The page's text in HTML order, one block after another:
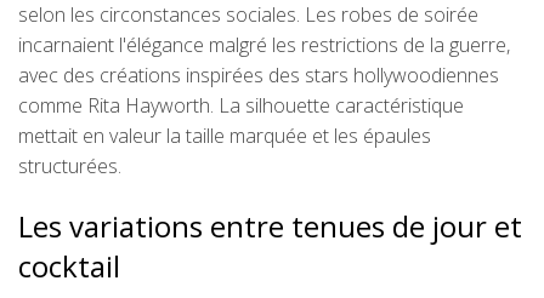
selon les circonstances sociales. Les robes de soirée
incarnaient l'élégance malgré les restrictions de la guerre,
avec des créations inspirées des stars hollywoodiennes
comme Rita Hayworth. La silhouette caractéristique
mettait en valeur la taille marquée et les épaules
structurées.
Les variations entre tenues de jour et
cocktail